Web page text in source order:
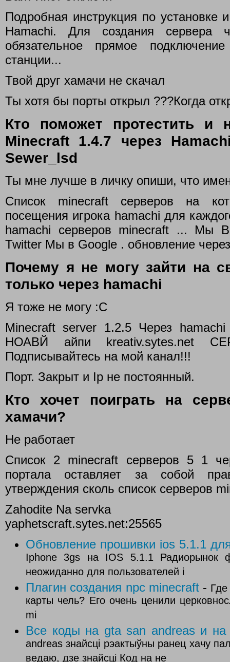
Подробная инструкция по установке
Hamachi. Для создания
обязательное прямое
станции...
Твой друг хамачи не скачал
Ты хотя бы порты открыл ???Когда
Кто поможет протестить и
Minecraft 1.4.7 через
Sewer_lsd
Ты мне лучше в личку опиши, что
Список minecraft серверов на
посещения игрока hamachi для
hamachi серверов minecraft ... Мы
Twitter Мы в Google . обновление
Почему я не могу зайти на
только через hamachi
Я тоже не могу :С
Minecraft server 1.2.5 Через
НОАВЙ айпи
Подписывайтесь на мой канал!!!
Порт. Закрыт и Ip не постоянный.
Кто хочет поиграть на
хамачи?
Не работает
Список 2 minecraft серверов 5 1
портала оставляет за собой
утверждения сколь список серверов
Zahodite Na servka
yaphetscraft.sytes.net:25565
Обновление прошивки ios 5.1.1
Iphone 3gs на IOS 5.1.1 Радиорынок
неожиданно для пользователей i
Плагин создания npc minecraft-
карты чель? Его очень ценили
mi
Все коды на gta san andreas и на
andreas знайсці рэактыўны ранец хачу